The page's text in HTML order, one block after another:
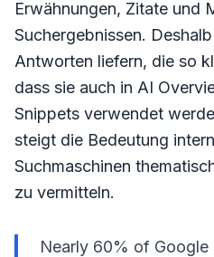
Erwähnungen, Zitate und
Suchergebnissen.
Antworten liefern, die so
dass sie auch in AI
Snippets verwendet
steigt die Bedeutung
Suchmaschinen
zu vermitteln.
Nearly 60% of Google